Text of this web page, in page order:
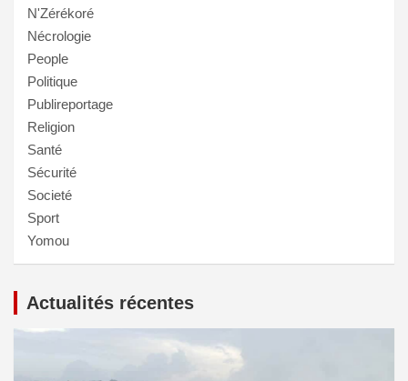
N'Zérékoré
Nécrologie
People
Politique
Publireportage
Religion
Santé
Sécurité
Societé
Sport
Yomou
Actualités récentes